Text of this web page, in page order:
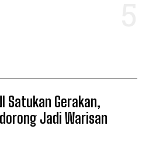
Satukan Gerakan,
Jadi Warisan